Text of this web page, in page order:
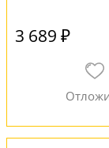
3 689 ₽